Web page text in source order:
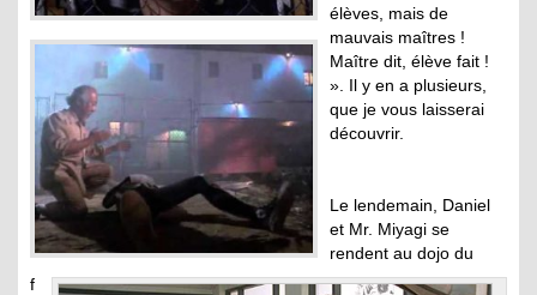
élèves, mais de
mauvais maîtres !
Maître dit, élève fait !
». Il y en a plusieurs,
que je vous laisserai
découvrir.
Le lendemain, Daniel
et Mr. Miyagi se
rendent au dojo du
f